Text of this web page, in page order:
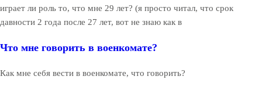
играет ли роль то, что мне 29 лет? (я просто читал, что срок
давности 2 года после 27 лет, вот не знаю как в
Что мне говорить в военкомате?
Как мне себя вести в военкомате, что говорить?